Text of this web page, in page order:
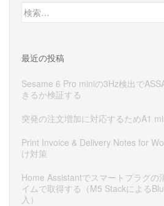
検
索:
最近の投稿
Sesame 6 Pro miniの3Hz検出で
きるか検証する
突発の注文増加に対応するためA1
Print Invoice & Delivery Notes for
け対策
Home Assistantでスマートプラグの
イムで取得する（M5 Stackによる
入）